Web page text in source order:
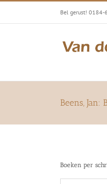
Ga
inhoud
Bel gerust! 0184-
Beens,
Boeken per